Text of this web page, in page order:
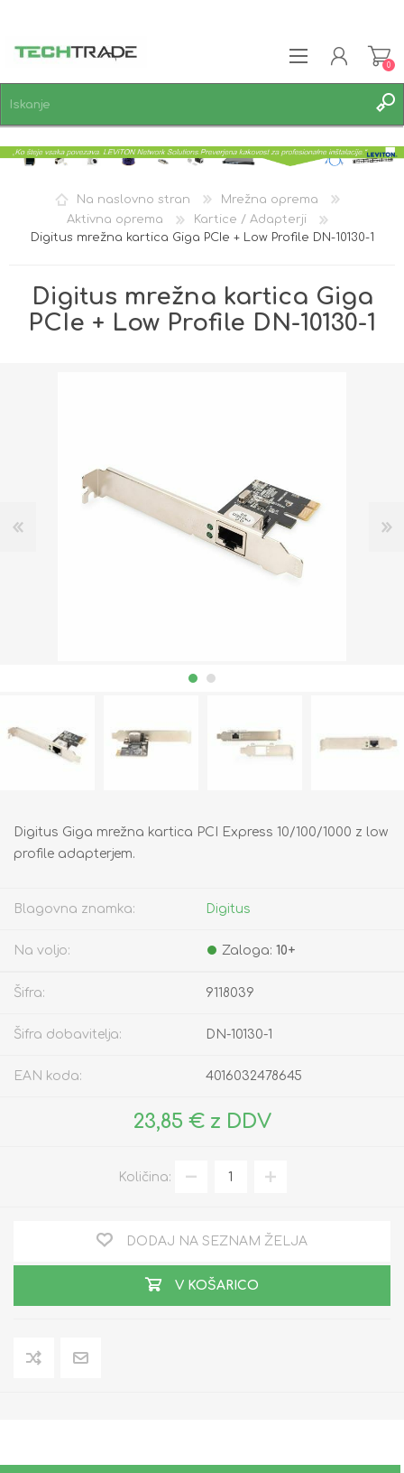
PRIJAVA
0
Na naslovno stran
Mrežna oprema
Aktivna oprema
Kartice / Adapterji
Digitus mrežna kartica Giga PCIe + Low Profile DN-10130-1
Digitus mrežna kartica Giga
PCIe + Low Profile DN-10130-1
Digitus Giga mrežna kartica PCI Express 10/100/1000 z low
profile adapterjem.
Blagovna znamka: Digitus
Na voljo: Zaloga: 10+
Šifra: 9118039
Šifra dobavitelja: DN-10130-1
EAN koda: 4016032478645
23,85 € z DDV
Količina:
DODAJ NA SEZNAM ŽELJA
V KOŠARICO